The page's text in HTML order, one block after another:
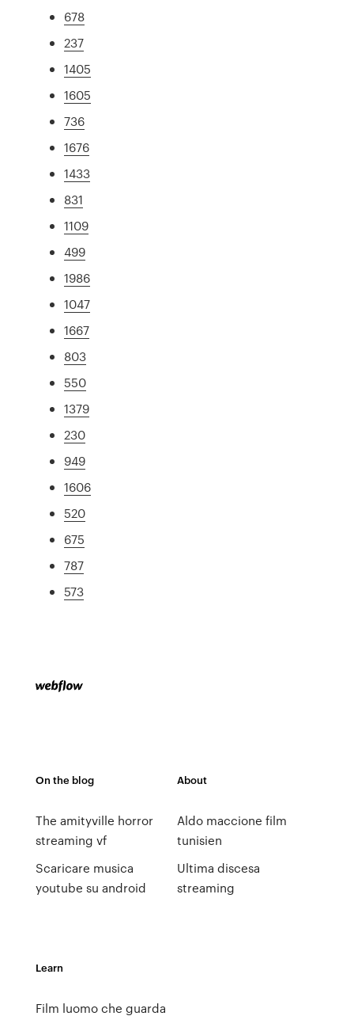
678
237
1405
1605
736
1676
1433
831
1109
499
1986
1047
1667
803
550
1379
230
949
1606
520
675
787
573
On the blog
The amityville horror
streaming vf
Scaricare musica
youtube su android
About
Aldo maccione film
tunisien
Ultima discesa
streaming
Learn
Film luomo che guarda